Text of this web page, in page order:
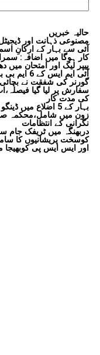
حالیہ خبریں
مصنوعی ذہانت اور
آئی سے بہار کے ارکانِ
کار ہوگا میں اضافہ:
پیپر لیک اور امتحان میں
آئی ایم ایس کے 6 ایم بی بی ایس طلبہ معطل
گورنر کی شفقت نے
کی مدت کار
زون میں
نگرانی کے انتظامات
دربھنگہ میں ٹریفک جام
کوسخت پریشانیوں کا
اور ایس ایس پی کوبھیجا